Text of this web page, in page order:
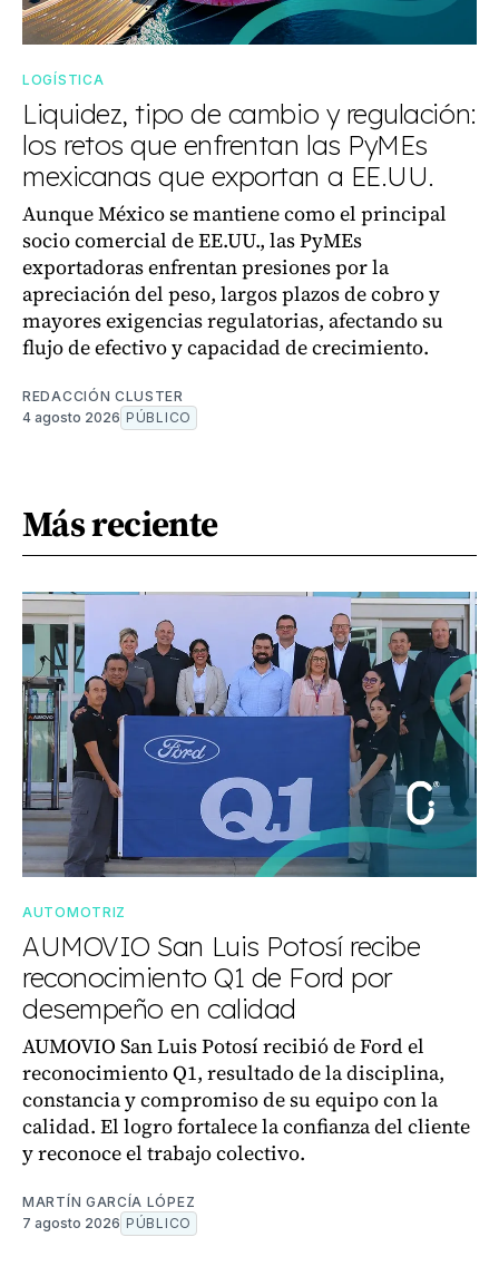
LOGÍSTICA
Liquidez, tipo de cambio y regulación:
los retos que enfrentan las PyMEs
mexicanas que exportan a EE.UU.
Aunque México se mantiene como el principal
socio comercial de EE.UU., las PyMEs
exportadoras enfrentan presiones por la
apreciación del peso, largos plazos de cobro y
mayores exigencias regulatorias, afectando su
flujo de efectivo y capacidad de crecimiento.
REDACCIÓN CLUSTER
4 agosto 2026 PÚBLICO
Más reciente
AUTOMOTRIZ
AUMOVIO San Luis Potosí recibe
reconocimiento Q1 de Ford por
desempeño en calidad
AUMOVIO San Luis Potosí recibió de Ford el
reconocimiento Q1, resultado de la disciplina,
constancia y compromiso de su equipo con la
calidad. El logro fortalece la confianza del cliente
y reconoce el trabajo colectivo.
MARTÍN GARCÍA LÓPEZ
7 agosto 2026 PÚBLICO